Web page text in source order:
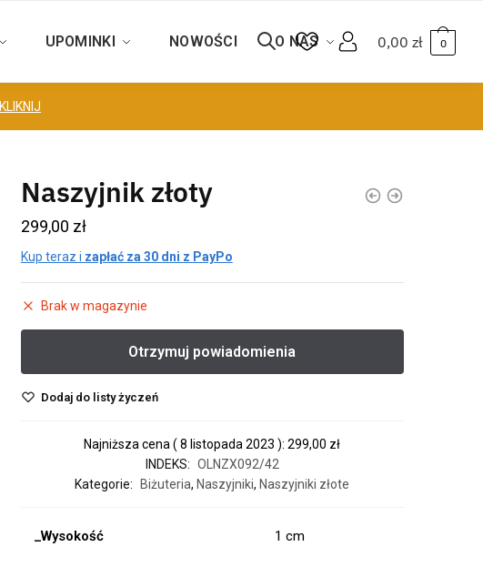
UPOMINKI NOWOŚCI O NAS 0,00 zł 0
KLIKNIJ
Naszyjnik złoty
299,00 zł
Kup teraz i zapłać za 30 dni z PayPo
Brak w magazynie
Dodaj do listy życzeń
Najniższa cena ( 8 listopada 2023 ):299,00 zł
INDEKS: OLNZX092/42
Kategorie:
Biżuteria, Naszyjniki, Naszyjniki złote
_Wysokość 1 cm